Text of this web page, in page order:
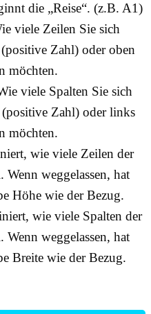
die „Reise“. (z.B. A1)
viele Zeilen Sie sich
Zahl) oder oben
möchten.
viele Spalten Sie sich
Zahl) oder links
möchten.
wie viele Zeilen der
Wenn weggelassen, hat
Höhe wie der Bezug.
wie viele Spalten der
Wenn weggelassen, hat
Breite wie der Bezug.